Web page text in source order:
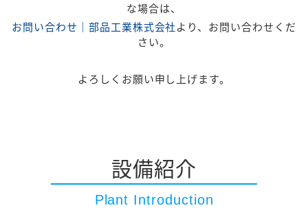
な場合は、
お問い合わせ｜部品工業株式会社より、お問い合わせくだ
さい。
よろしくお願い申し上げます。
設備紹介
Plant Introduction